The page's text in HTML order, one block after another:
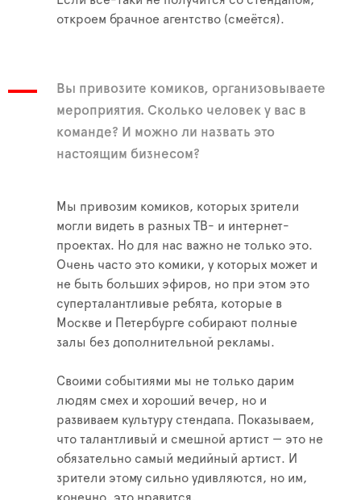
откроем брачное агентство (смеётся).
Вы привозите комиков, организовываете
мероприятия. Сколько человек у вас в
команде? И можно ли назвать это
настоящим бизнесом?
Мы привозим комиков, которых зрители
могли видеть в разных ТВ- и интернет-
проектах. Но для нас важно не только это.
Очень часто это комики, у которых может и
не быть больших эфиров, но при этом это
суперталантливые ребята, которые в
Москве и Петербурге собирают полные
залы без дополнительной рекламы.
Своими событиями мы не только дарим
людям смех и хороший вечер, но и
развиваем культуру стендапа. Показываем,
что талантливый и смешной артист — это не
обязательно самый медийный артист. И
зрители этому сильно удивляются, но им,
конечно, это нравится.